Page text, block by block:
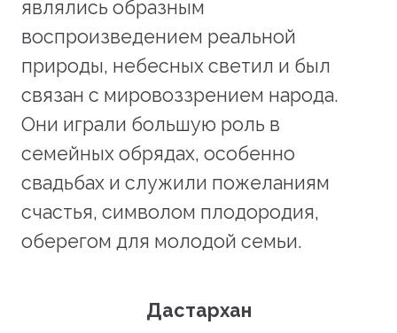
являлись образным
воспроизведением реальной
природы, небесных светил и был
связан с мировоззрением народа.
Они играли большую роль в
семейных обрядах, особенно
свадьбах и служили пожеланиям
счастья, символом плодородия,
оберегом для молодой семьи.
Дастархан